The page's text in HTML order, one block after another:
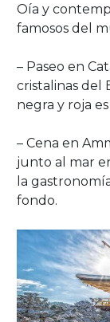
Oía y
famosos del
– Paseo en
cristalinas del
negra y roja
– Cena en
junto al mar
la
fondo.